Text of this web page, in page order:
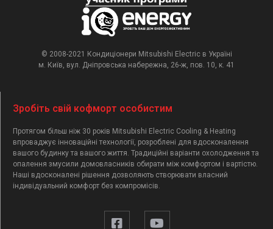
© 2008-2021 Кондиціонери Mitsubishi Electric в Україні
м. Київ, вул. Дніпровська набережна, 26-ж, пов. 10, к. 41
Зробіть свій кофморт особистим
Протягом більш ніж 30 років Mitsubishi Electric Cooling & Heating
впроваджує інноваційні технології, розроблені для вдосконалення
вашого будинку та вашого життя. Традиційні варіанти охолодження та
опалення змусили домовласників обирати між комфортом і вартістю.
Наші вдосконалені рішення дозволяють створювати власний
індивідуальний комфорт без компромісів.